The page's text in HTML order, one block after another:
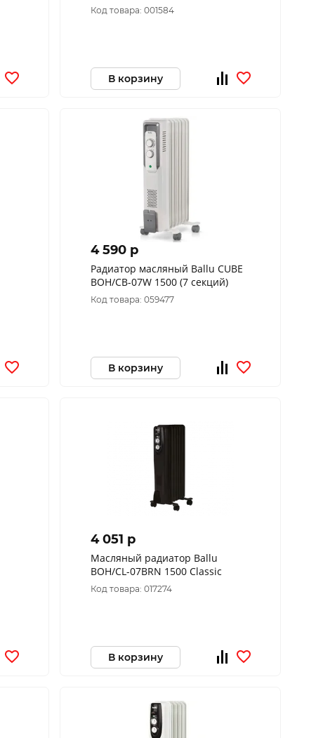
Код товара: 001584
В корзину
4 590 p
Радиатор масляный Ballu CUBE
BOH/CB-07W 1500 (7 секций)
Код товара: 059477
В корзину
4 051 p
Масляный радиатор Ballu
BOH/CL-07BRN 1500 Classic
Код товара: 017274
В корзину